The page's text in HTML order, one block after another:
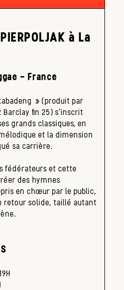
à La
– France
» (produit par
fin 25) s’inscrit
grands classiques, en
et la dimension
sa carrière.
fédérateurs et cette
des hymnes
en chœur par le public,
retour solide, taillé autant